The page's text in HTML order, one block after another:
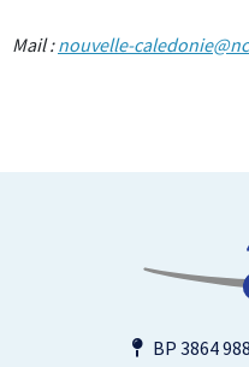
Mail :nouvelle-
BP 3864